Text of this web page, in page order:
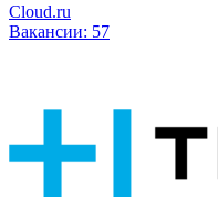
Cloud.ru
Вакансии: 57